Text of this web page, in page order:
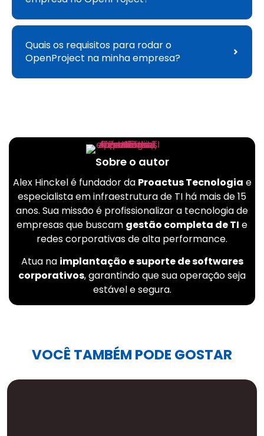
Quais os requisitos para rodar o
OpenProject na minha empresa?
Sobre o autor
Alex Hinckel é fundador da Proactus Tecnologia e
especialista em infraestrutura de TI há mais de 15
anos. Sua missão é profissionalizar a tecnologia de
empresas que buscam gestão completa de TI e
redes corporativas de alta performance.
Atua na implantação e suporte de softwares
corporativos, garantindo que sua operação seja
estável e segura.
VOCÊ TAMBÉM PODE GOSTAR